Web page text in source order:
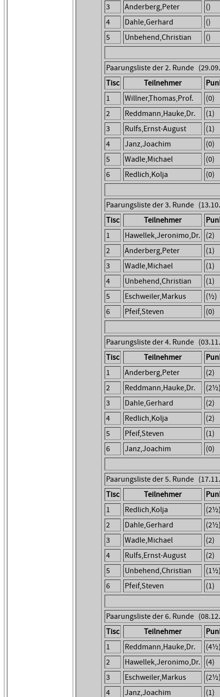
3
Anderberg,Peter
()
4
Dahle,Gerhard
()
5
Unbehend,Christian ()
Paarungsliste der 2. Runde
Tisc
Teilnehmer
1
Willner,Thomas,Prof.
(0)
2
Reddmann,Hauke,Dr.
(1)
3
Rulfs,Ernst-August
(1)
4
Janz,Joachim
(0)
5
Wadle,Michael
(0)
6
Redlich,Kolja (0)
Paarungsliste der 3. Runde
Tisc
Teilnehmer
1
Hawellek,Jeronimo,Dr.
(2)
2
Anderberg,Peter
(1)
3
Wadle,Michael
(1)
4
Unbehend,Christian
(1)
5
Eschweiler,Markus
(½)
6
Pfeif,Steven (0)
Paarungsliste der 4. Runde
Tisc
Teilnehmer
1
Anderberg,Peter
(2)
2
Reddmann,Hauke,Dr.
3
Dahle,Gerhard
(2)
4
Redlich,Kolja
(2)
5
Pfeif,Steven
(1)
6
Janz,Joachim (0)
Paarungsliste der 5. Runde
Tisc
Teilnehmer
1
Redlich,Kolja
2
Dahle,Gerhard
3
Wadle,Michael
(2)
4
Rulfs,Ernst-August
(2)
5
Unbehend,Christian
6
Pfeif,Steven (1)
Paarungsliste der 6. Runde
Tisc
Teilnehmer
1
Reddmann,Hauke,Dr.
2
Hawellek,Jeronimo,Dr.
(4)
3
Eschweiler,Markus
4
Janz,Joachim
(1)